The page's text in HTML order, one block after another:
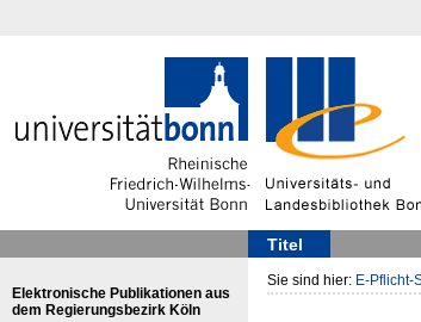
Titel
Elektronische Publikationen aus
dem Regierungsbezirk Köln
Sie sind hier: E-Pflicht-